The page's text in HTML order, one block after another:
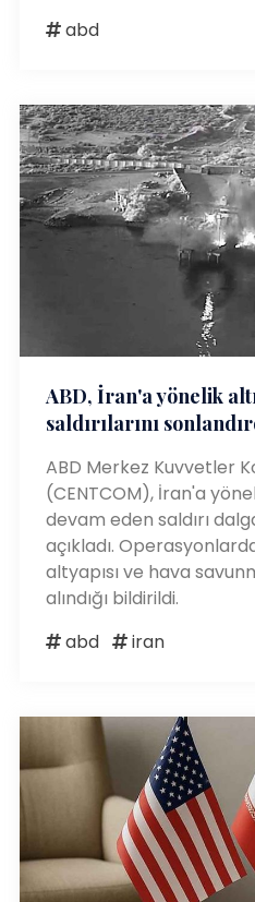
abd
ABD, İran'a yönelik
saldırılarını
ABD Merkez Kuvvetler
(CENTCOM), İran'a
devam eden saldırı
açıkladı.
altyapısı ve hava
alındığı bildirildi.
abd
iran